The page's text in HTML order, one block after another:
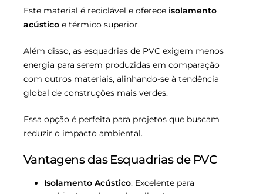
Este material é reciclável e oferece isolamento
acústico e térmico superior.
Além disso, as esquadrias de PVC exigem menos
energia para serem produzidas em comparação
com outros materiais, alinhando-se à tendência
global de construções mais verdes.
Essa opção é perfeita para projetos que buscam
reduzir o impacto ambiental.
Vantagens das Esquadrias de PVC
Isolamento Acústico: Excelente para